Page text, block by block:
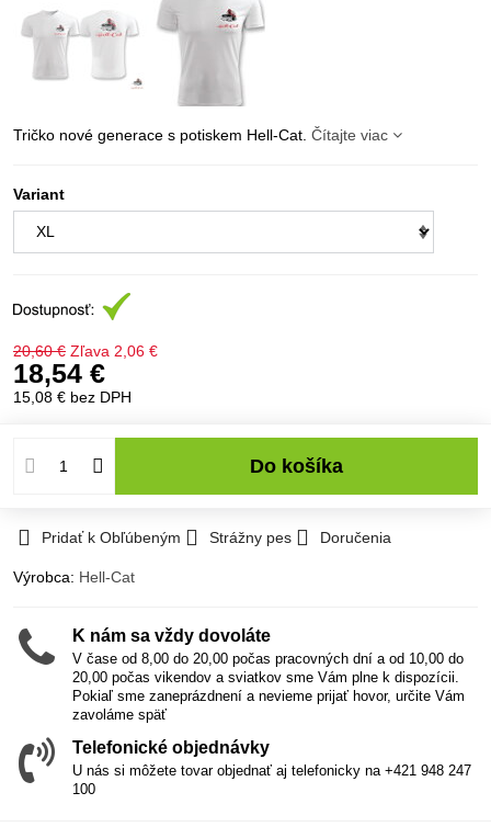
Tričko nové generace s potiskem Hell-Cat. Čítajte viac
Variant
20,60 € Zľava 2,06 €
18,54 €
15,08 € bez DPH
Do košíka
Pridať k Obľúbeným Strážny pes Doručenia
Výrobca: Hell-Cat
K nám sa vždy dovoláte
V čase od 8,00 do 20,00 počas pracovných dní a od 10,00 do
20,00 počas vikendov a sviatkov sme Vám plne k dispozícii.
Pokiaľ sme zaneprázdnení a nevieme prijať hovor, určite Vám
zavoláme späť
Telefonické objednávky
U nás si môžete tovar objednať aj telefonicky na +421 948 247
100